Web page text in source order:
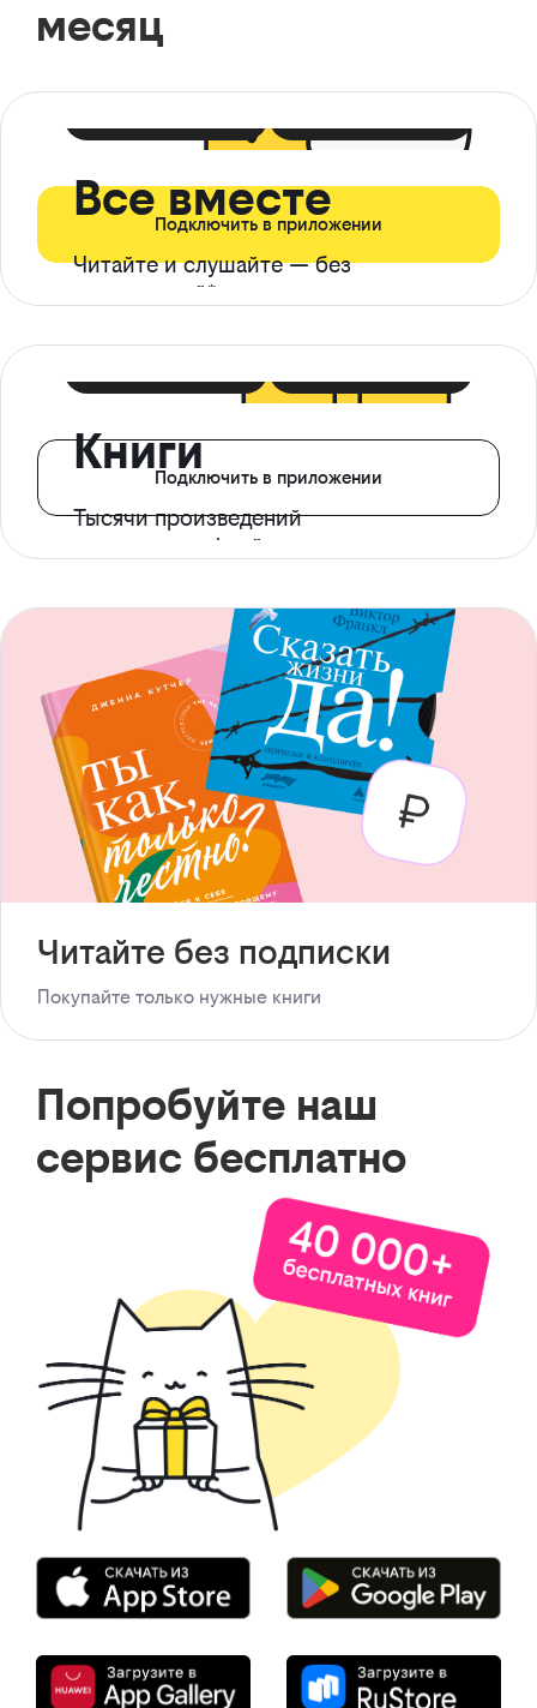
месяц
Все вместе
Читайте и слушайте — без
ограничений*
Подключить в приложении
Книги
Тысячи произведений
с доступом офлайн
Подключить в приложении
Читайте без подписки
Покупайте только нужные книги
Попробуйте наш
сервис бесплатно